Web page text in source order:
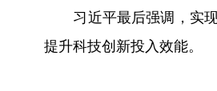
习近平最后强调，实现
提升科技创新投入效能。